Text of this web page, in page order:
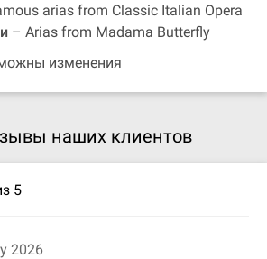
arias from Classic Italian Opera
– Arias from Madama Butterfly
изменения
наших клиентов
5
2026